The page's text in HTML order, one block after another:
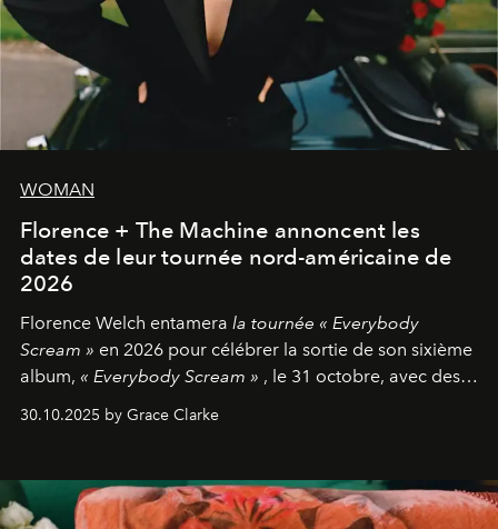
WOMAN
Florence + The Machine annoncent les
dates de leur tournée nord-américaine de
2026
Florence Welch entamera la tournée « Everybody
Scream » en 2026 pour célébrer la sortie de son sixième
album, « Everybody Scream » , le 31 octobre, avec des
dates nord-américaines débutant en avril prochain.
30.10.2025 by Grace Clarke